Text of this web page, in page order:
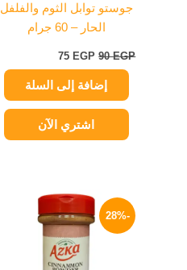
جوستو توابل الثوم والفلفل
الحار – 60 جرام
90EGP
75 EGP
إضافة إلى السلة
اشتري الآن
-28%
السعر
الأصلي
هو:
90 EGP.
السعر
الحالي
هو:
65 EGP.